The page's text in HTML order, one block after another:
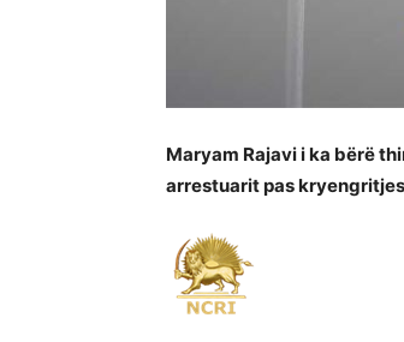
Maryam Rajavi i ka bërë
arrestuarit pas